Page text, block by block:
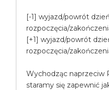
[-1] wyjazd/powrót
rozpoczęcia/
[+1] wyjazd/powrót
rozpoczęcia/
Wychodząc naprzeciw
staramy się zapewnić